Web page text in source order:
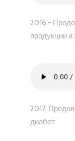
2016 -
продукции и
2017.
диабет